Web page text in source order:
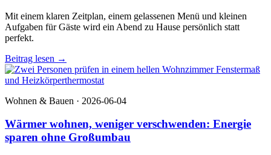
Mit einem klaren Zeitplan, einem gelassenen Menü und kleinen
Aufgaben für Gäste wird ein Abend zu Hause persönlich statt
perfekt.
Beitrag lesen →
Wohnen & Bauen · 2026-06-04
Wärmer wohnen, weniger verschwenden: Energie
sparen ohne Großumbau